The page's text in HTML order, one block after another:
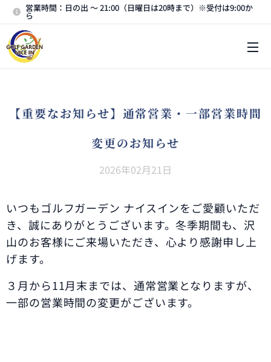
営業時間：日の出 〜 21:00（日曜日は20時まで）※受付は9:00か
ら
【重要なお知らせ】通常営業・一部営業時間
変更のお知らせ
2026年02月21日
いつもゴルフガーデン ナイスインをご愛顧いただ
き、誠にありがとうございます。冬季期間も、沢
山のお客様にご来場いただき、心より感謝申し上
げます。
３月から11月末までは、通常営業となりますが、
一部の営業時間の変更がございます。